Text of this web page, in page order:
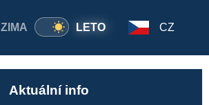
ZIMA LETO CZ
Aktuální info